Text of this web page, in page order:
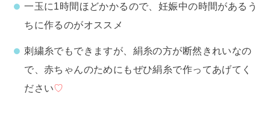
一玉に1時間ほどかかるので、妊娠中の時間があるう
ちに作るのがオススメ
刺繍糸でもできますが、絹糸の方が断然きれいなの
で、赤ちゃんのためにもぜひ絹糸で作ってあげてく
ださい♡